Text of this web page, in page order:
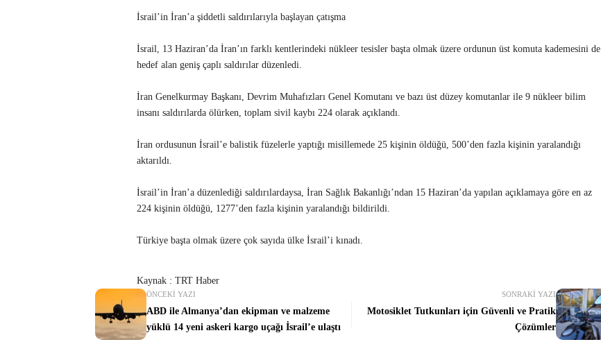
İsrail’in İran’a şiddetli saldırılarıyla başlayan çatışma
İsrail, 13 Haziran’da İran’ın farklı kentlerindeki nükleer tesisler başta olmak üzere ordunun üst komuta kademesini de
hedef alan geniş çaplı saldırılar düzenledi.
İran Genelkurmay Başkanı, Devrim Muhafızları Genel Komutanı ve bazı üst düzey komutanlar ile 9 nükleer bilim
insanı saldırılarda ölürken, toplam sivil kaybı 224 olarak açıklandı.
İran ordusunun İsrail’e balistik füzelerle yaptığı misillemede 25 kişinin öldüğü, 500’den fazla kişinin yaralandığı
aktarıldı.
İsrail’in İran’a düzenlediği saldırılardaysa, İran Sağlık Bakanlığı’ndan 15 Haziran’da yapılan açıklamaya göre en az
224 kişinin öldüğü, 1277’den fazla kişinin yaralandığı bildirildi.
Türkiye başta olmak üzere çok sayıda ülke İsrail’i kınadı.
Kaynak : TRT Haber
ÖNCEKI YAZI
ABD ile Almanya’dan ekipman ve malzeme
yüklü 14 yeni askeri kargo uçağı İsrail’e ulaştı
SONRAKI YAZI
Motosiklet Tutkunları için Güvenli ve Pratik
Çözümler